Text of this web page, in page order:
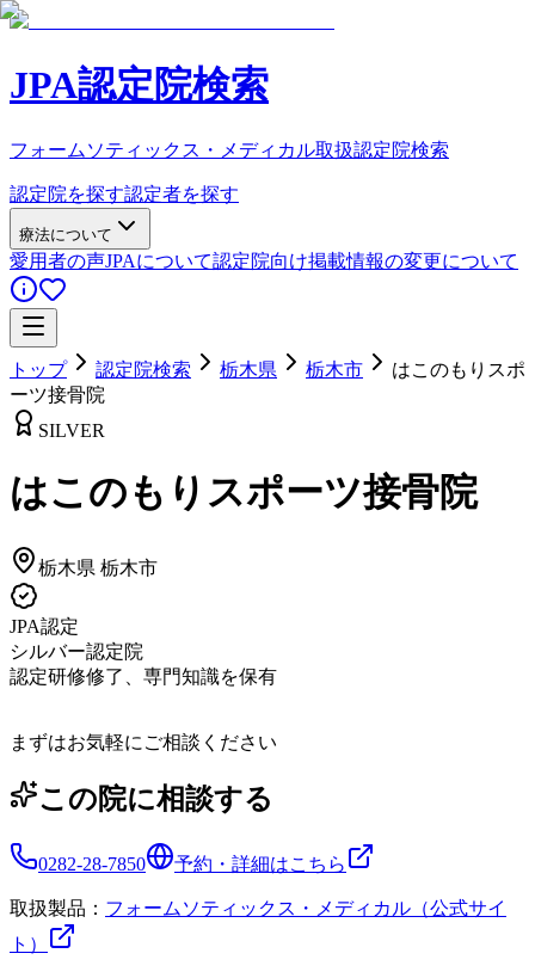
JPA認定院検索
フォームソティックス・メディカル取扱認定院検索
認定院を探す認定者を探す
療法について
愛用者の声JPAについて認定院向け掲載情報の変更について
トップ 認定院検索 栃木県 栃木市
はこのもりスポ
ーツ接骨院
SILVER
はこのもりスポーツ接骨院
栃木県 栃木市
JPA認定
シルバー認定院
認定研修修了、専門知識を保有
まずはお気軽にご相談ください
この院に相談する
0282-28-7850 予約・詳細はこちら
取扱製品： フォームソティックス・メディカル（公式サイ
ト）